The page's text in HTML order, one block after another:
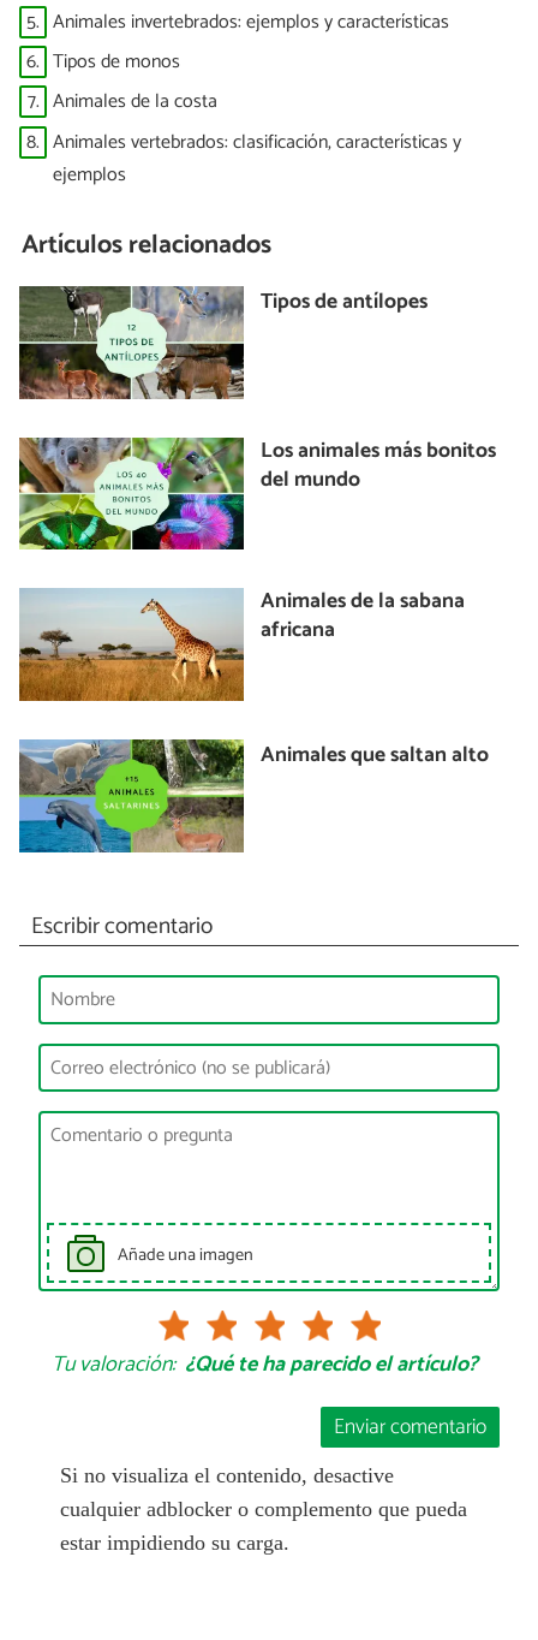
5. Animales invertebrados: ejemplos y características
6. Tipos de monos
7. Animales de la costa
8. Animales vertebrados: clasificación, características y
ejemplos
Artículos relacionados
Tipos de antílopes
Los animales más bonitos
del mundo
Animales de la sabana
africana
Animales que saltan alto
Escribir comentario
Añade una imagen
Tu valoración: ¿Qué te ha parecido el artículo?
Enviar comentario
Si no visualiza el contenido, desactive
cualquier adblocker o complemento que pueda
estar impidiendo su carga.